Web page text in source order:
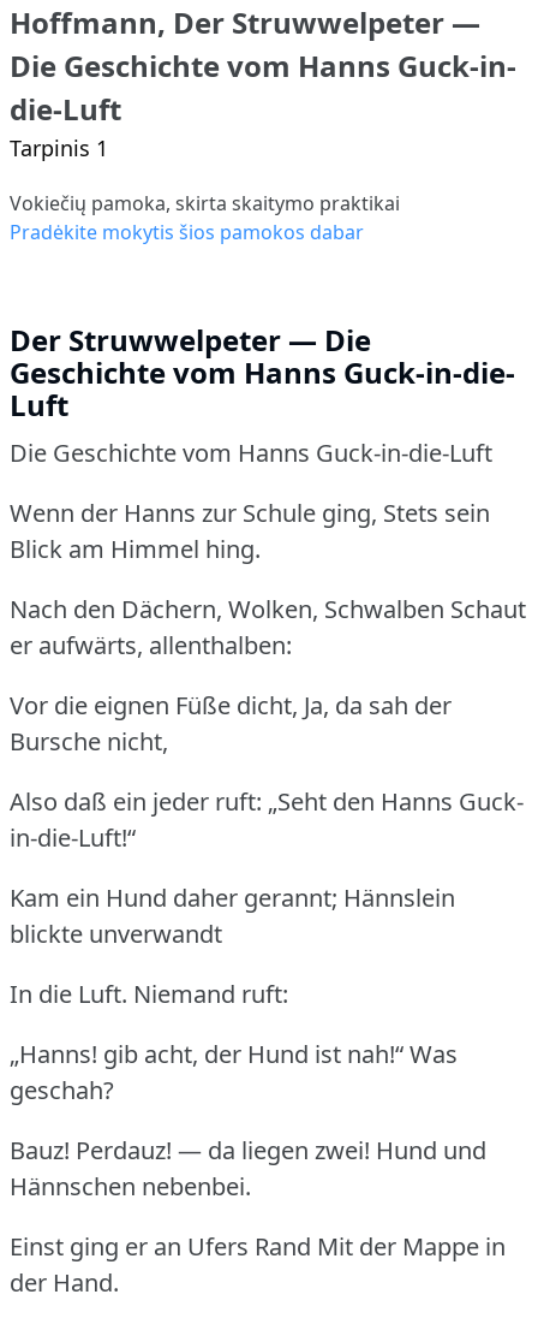
Hoffmann, Der Struwwelpeter —
Die Geschichte vom Hanns Guck-in-
die-Luft
Tarpinis 1
Vokiečių pamoka, skirta skaitymo praktikai
Pradėkite mokytis šios pamokos dabar
Der Struwwelpeter — Die
Geschichte vom Hanns Guck-in-die-
Luft
Die Geschichte vom Hanns Guck-in-die-Luft
Wenn der Hanns zur Schule ging, Stets sein
Blick am Himmel hing.
Nach den Dächern, Wolken, Schwalben Schaut
er aufwärts, allenthalben:
Vor die eignen Füße dicht, Ja, da sah der
Bursche nicht,
Also daß ein jeder ruft: „Seht den Hanns Guck-
in-die-Luft!“
Kam ein Hund daher gerannt; Hännslein
blickte unverwandt
In die Luft. Niemand ruft:
„Hanns! gib acht, der Hund ist nah!“ Was
geschah?
Bauz! Perdauz! — da liegen zwei! Hund und
Hännschen nebenbei.
Einst ging er an Ufers Rand Mit der Mappe in
der Hand.